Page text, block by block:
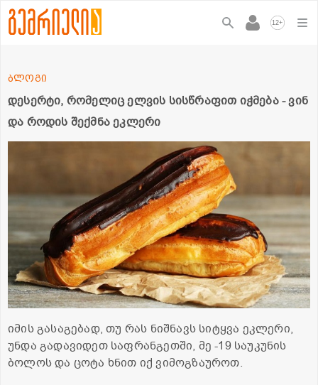
12+
დესერტი, რომელიც ელვის სისწრაფით იჭმება - ვინ
და როდის შექმნა ეკლერი
ბლოგი
იმის გასაგებად, თუ რას ნიშნავს სიტყვა ეკლერი,
უნდა გადავიდეთ საფრანგეთში, მე -19 საუკუნის
ბოლოს და ცოტა ხნით იქ ვიმოგზაუროთ.